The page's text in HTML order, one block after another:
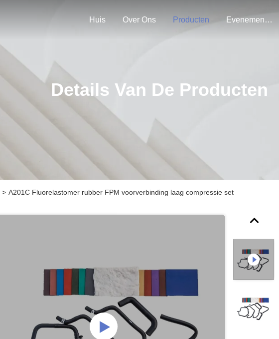
Huis Over Ons Producten Evenementen
Details Van De Producten
> A201C Fluorelastomer rubber FPM voorverbinding laag compressie set